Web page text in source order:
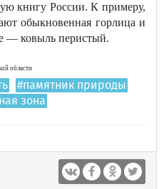
книгу России. К примеру,
обыкновенная горлица и
— ковыль перистый.
области
#памятник природы
зона